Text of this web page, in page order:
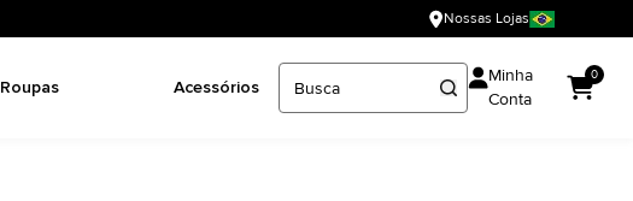
Nossas Lojas
Roupas Acessórios
Minha
Conta
0